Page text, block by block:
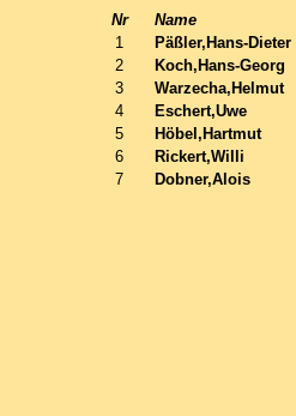
Nr Name
1
Päßler,Hans-Dieter
2
Koch,Hans-Georg
3
Warzecha,Helmut
4
Eschert,Uwe
5
Höbel,Hartmut
6
Rickert,Willi
7
Dobner,Alois